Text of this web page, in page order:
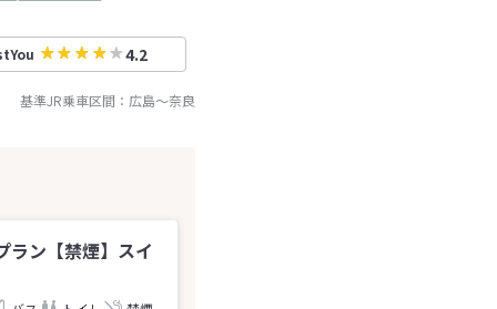
4.2
基準JR乗車区間： 広島～奈良
ラン【禁煙】スイ